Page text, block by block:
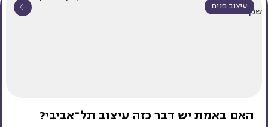
עיצוב פנים
האם באמת יש דבר כזה עיצוב תל־אביבי?